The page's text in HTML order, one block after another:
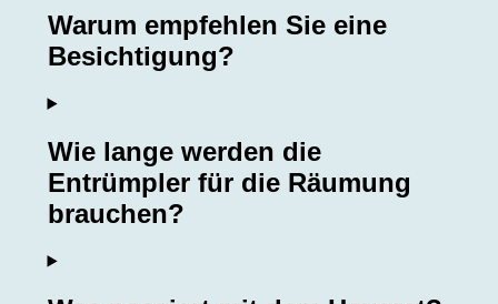
Warum empfehlen Sie eine
Besichtigung?
Wie lange werden die
Entrümpler für die Räumung
brauchen?